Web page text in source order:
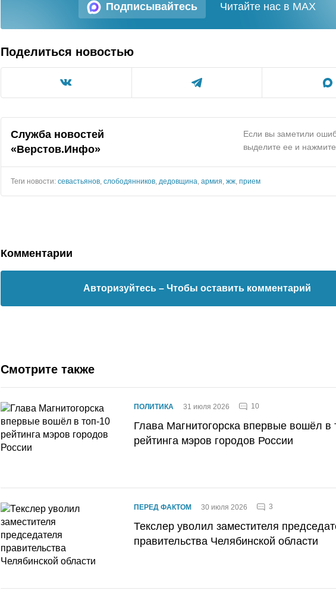
Подписывайтесь Читайте нас в MAX
Поделиться новостью
Служба новостей
«Верстов.Инфо»
Если вы заметили
выделите ее и
Теги новости: севастьянов слободянников дедовщина армия жж прием
Комментарии
Авторизуйтесь – Чтобы оставить комментарий
Смотрите также
ПОЛИТИКА 31 июля 2026 10
Глава Магнитогорска впервые вошёл в
рейтинга мэров городов России
ПЕРЕД ФАКТОМ 30 июля 2026 3
Текслер уволил заместителя
правительства Челябинской области